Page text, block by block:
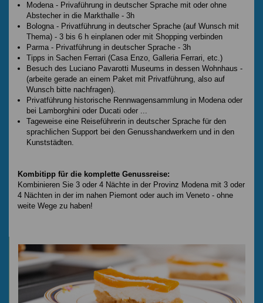
Modena - Privaführung in deutscher Sprache mit oder ohne
Abstecher in die Markthalle - 3h
Bologna - Privatführung in deutscher Sprache (auf Wunsch mit
Thema) - 3 bis 6 h einplanen oder mit Shopping verbinden
Parma - Privatführung in deutscher Sprache - 3h
Tipps in Sachen Ferrari (Casa Enzo, Galleria Ferrari, etc.)
Besuch des Luciano Pavarotti Museums in dessen Wohnhaus -
(arbeite gerade an einem Paket mit Privatführung, also auf
Wunsch bitte nachfragen).
Privatführung historische Rennwagensammlung in Modena oder
bei Lamborghini oder Ducati oder ...
Tageweise eine Reiseführerin in deutscher Sprache für den
sprachlichen Support bei den Genusshandwerkern und in den
Kunststädten.
Kombitipp für die komplette Genussreise:
Kombinieren Sie 3 oder 4 Nächte in der Provinz Modena mit 3 oder
4 Nächten in der im nahen Piemont oder auch im Veneto - ohne
weite Wege zu haben!